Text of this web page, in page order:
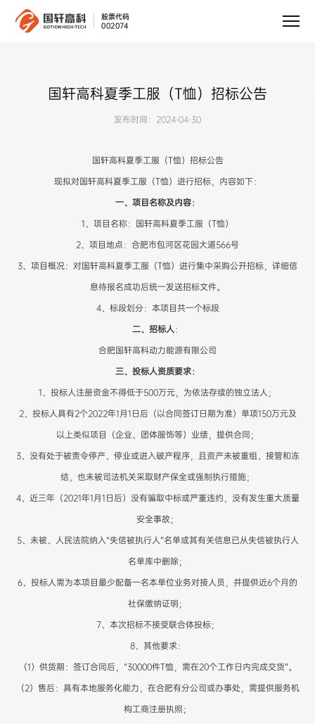
股票代码
002074
国轩高科夏季工服（T恤）招标公告
发布时间：2024-04-30
国轩高科夏季工服（T恤）招标公告
现拟对国轩高科夏季工服（T恤）进行招标，内容如下：
一、项目名称及内容：
1、项目名称：国轩高科夏季工服（T恤）
2、项目地点：合肥市包河区花园大道566号
3、项目概况：对国轩高科夏季工服（T恤）进行集中采购公开招标，详细信
息待报名成功后统一发送招标文件。
4、标段划分：本项目共一个标段
二、招标人：
合肥国轩高科动力能源有限公司
三、投标人资质要求：
1、投标人注册资金不得低于500万元，为依法存续的独立法人；
2、投标人具有2个2022年1月1日后（以合同签订日期为准）单项150万元及
以上类似项目（企业、团体服饰等）业绩，提供合同；
3、没有处于被责令停产、停业或进入破产程序，且资产未被重组、接管和冻
结，也未被司法机关采取财产保全或强制执行措施；
4、近三年（2021年1月1日后）没有骗取中标或严重违约，没有发生重大质量
安全事故；
5、未被、人民法院纳入“失信被执行人”名单或其有关信息已从失信被执行人
名单库中删除；
6、投标人需为本项目最少配备一名本单位业务对接人员，并提供近6个月的
社保缴纳证明；
7、本次招标不接受联合体投标；
8、其他要求：
（1）供货期：签订合同后，“30000件T恤，需在20个工作日内完成交货”。
（2）售后：具有本地服务化能力，在合肥有分公司或办事处，需提供服务机
构工商注册执照；